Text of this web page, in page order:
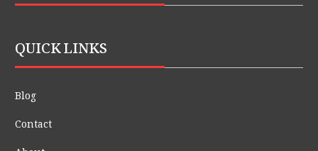
QUICK LINKS
Blog
Contact